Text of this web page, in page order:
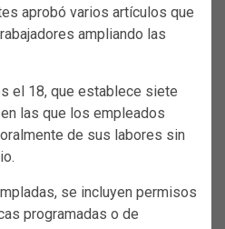
aprobó varios artículos que
ampliando las
el 18, que establece siete
las que los empleados
de sus labores sin
se incluyen permisos
programadas o de